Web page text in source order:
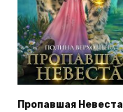
Пропавшая Невеста